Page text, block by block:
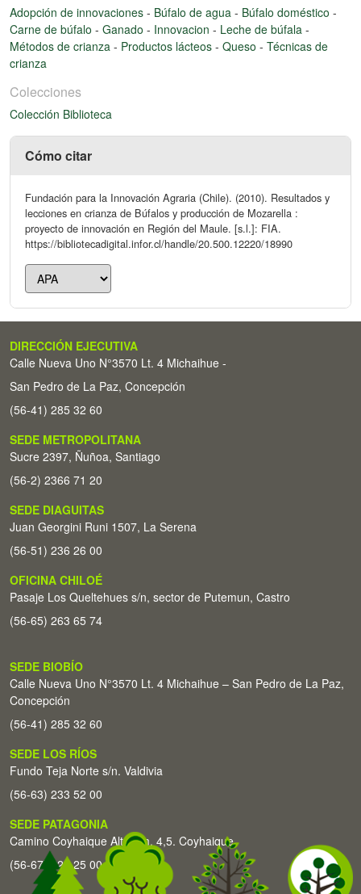
Adopción de innovaciones - Búfalo de agua - Búfalo doméstico -
Carne de búfalo - Ganado - Innovacion - Leche de búfala -
Métodos de crianza - Productos lácteos - Queso - Técnicas de
crianza
Colecciones
Colección Biblioteca
Cómo citar
Fundación para la Innovación Agraria (Chile). (2010). Resultados y
lecciones en crianza de Búfalos y producción de Mozarella :
proyecto de innovación en Región del Maule. [s.l.]: FIA.
https://bibliotecadigital.infor.cl/handle/20.500.12220/18990
DIRECCIÓN EJECUTIVA
Calle Nueva Uno N°3570 Lt. 4 Michaihue -
San Pedro de La Paz, Concepción
(56-41) 285 32 60
SEDE METROPOLITANA
Sucre 2397, Ñuñoa, Santiago
(56-2) 2366 71 20
SEDE DIAGUITAS
Juan Georgini Runi 1507, La Serena
(56-51) 236 26 00
OFICINA CHILOÉ
Pasaje Los Queltehues s/n, sector de Putemun, Castro
(56-65) 263 65 74
SEDE BIOBÍO
Calle Nueva Uno N°3570 Lt. 4 Michaihue – San Pedro de La Paz,
Concepción
(56-41) 285 32 60
SEDE LOS RÍOS
Fundo Teja Norte s/n. Valdivia
(56-63) 233 52 00
SEDE PATAGONIA
Camino Coyhaique Alto Km. 4,5. Coyhaique
(56-67) 226 25 00